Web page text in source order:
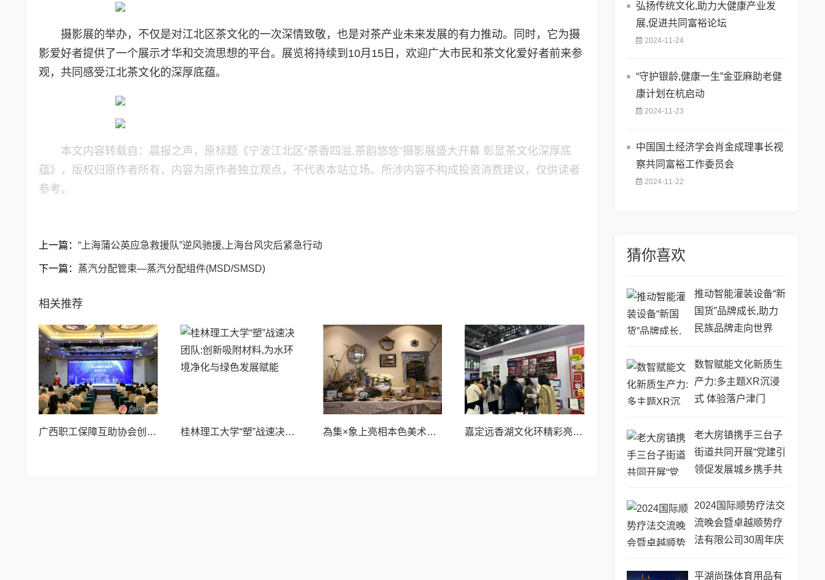
摄影展的举办，不仅是对江北区茶文化的一次深情致敬，也是对茶产业未来发展的有力推动。同时，它为摄
影爱好者提供了一个展示才华和交流思想的平台。展览将持续到10月15日，欢迎广大市民和茶文化爱好者前来参
观，共同感受江北茶文化的深厚底蕴。
本文内容转载自：晨报之声，原标题《宁波江北区“茶香四溢,茶韵悠悠”摄影展盛大开幕 彰显茶文化深厚底
蕴》，版权归原作者所有，内容为原作者独立观点，不代表本站立场。所涉内容不构成投资消费建议，仅供读者
参考。
上一篇： “上海蒲公英应急救援队”逆风驰援,上海台风灾后紧急行动
下一篇： 蒸汽分配管束―蒸汽分配组件(MSD/SMSD)
相关推荐
广西职工保障互助协会创新启动互助服务直通车平台 桂林理工大学“塑”战速决团队:创新吸附材料,为水环境净化与绿色发展赋能 為集×象上亮相本色美术馆,法式优雅与东方美学的邂逅 嘉定远香湖文化环精彩亮相长三角文博会
弘扬传统文化,助力大健康产业发
展,促进共同富裕论坛
2024-11-24
“守护银龄,健康一生”金亚麻助老健
康计划在杭启动
2024-11-23
中国国土经济学会肖金成理事长视
察共同富裕工作委员会
2024-11-22
猜你喜欢
推动智能灌装设备“新
国货”品牌成长,助力
民族品牌走向世界
数智赋能文化新质生
产力:多主题XR沉浸
式 体验落户津门
老大房镇携手三台子
街道共同开展“党建引
领促发展城乡携手共
动
2024国际顺势疗法交
流晚会暨卓越顺势疗
法有限公司30周年庆
平湖尚珠体育用品有